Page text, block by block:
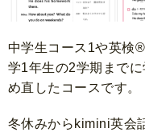
中学生コース1や英検
学1年生の2学期まで
め直したコースです。
冬休みからkimini英会